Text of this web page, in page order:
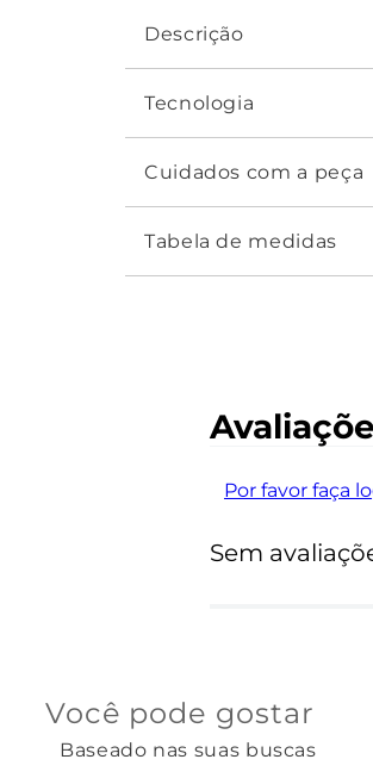
Descrição
um deslize perfeito na
Tecnologia
Cuidados com a peça
Tabela de medidas
Por favor faça
Sem
Você pode gostar
Baseado nas suas buscas